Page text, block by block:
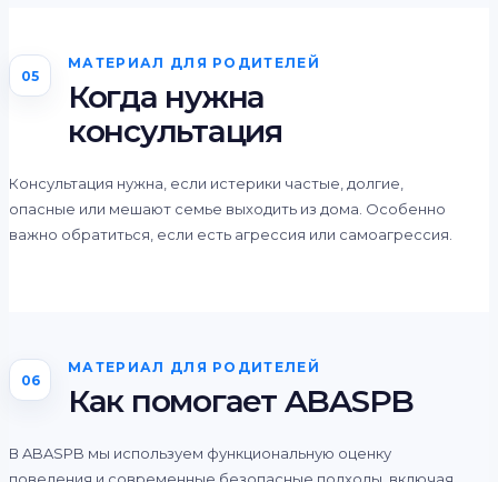
05
МАТЕРИАЛ ДЛЯ РОДИТЕЛЕЙ
Когда нужна
консультация
Консультация нужна, если истерики частые, долгие,
опасные или мешают семье выходить из дома. Особенно
важно обратиться, если есть агрессия или самоагрессия.
06
МАТЕРИАЛ ДЛЯ РОДИТЕЛЕЙ
Как помогает ABASPB
В ABASPB мы используем функциональную оценку